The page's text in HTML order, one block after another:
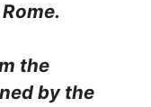
the
by the